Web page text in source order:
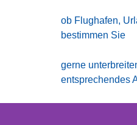
ob Flughafen,
bestimmen Sie
gerne
entsprechendes